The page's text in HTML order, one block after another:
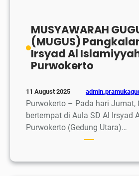
MUSYAWARAH
(MUGUS)
Irsyad Al
Purwokerto
11 August 2025
Purwokerto – Pada hari Jumat,
bertempat di Aula SD Al Irsyad
Purwokerto (Gedung Utara)…